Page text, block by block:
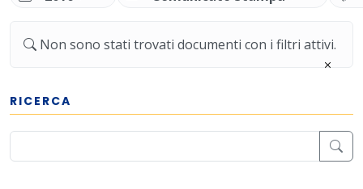
Non sono stati trovati documenti con i filtri attivi.
RICERCA